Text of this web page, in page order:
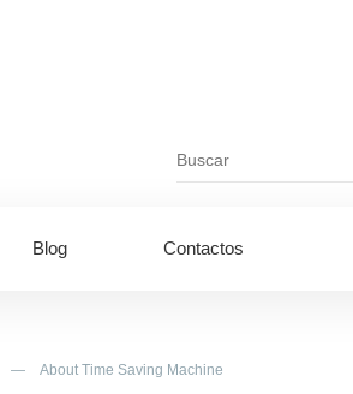
Blog Contactos
— About Time Saving Machine